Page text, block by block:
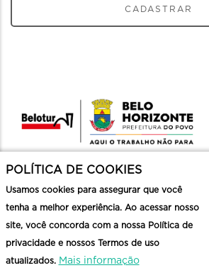
CADASTRAR
POLÍTICA DE COOKIES
Usamos cookies para assegurar que você
tenha a melhor experiência. Ao acessar nosso
site, você concorda com a nossa Política de
privacidade e nossos Termos de uso
atualizados. Mais informação